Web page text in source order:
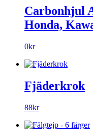
Carbonhjul
Honda,
0kr
Fjäderkrok
88kr